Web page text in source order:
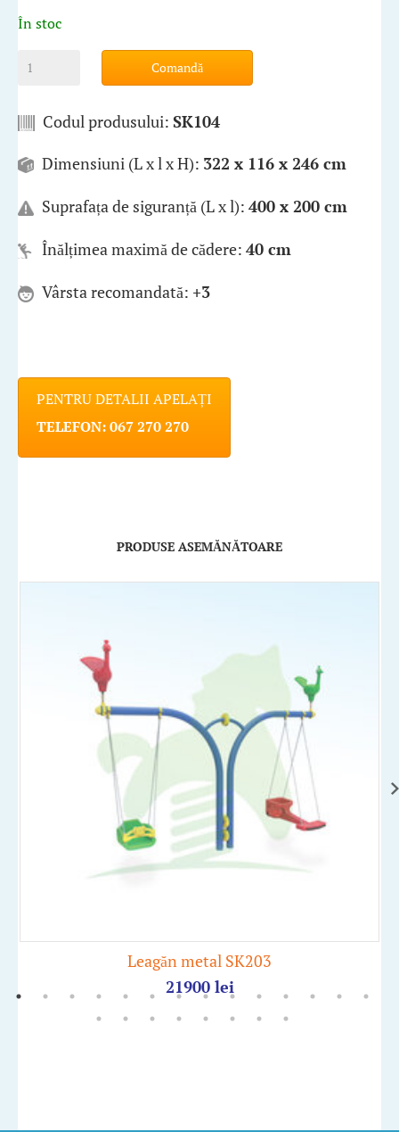
În stoc
Comandă
Codul produsului: SK104
Dimensiuni (L x l x H): 322 x 116 x 246 cm
Suprafața de siguranță (L x l): 400 x 200 cm
Înălțimea maximă de cădere: 40 cm
Vârsta recomandată: +3
PENTRU DETALII APELAȚI
TELEFON: 067 270 270
PRODUSE ASEMĂNĂTOARE
Leagăn metal SK203
21900 lei